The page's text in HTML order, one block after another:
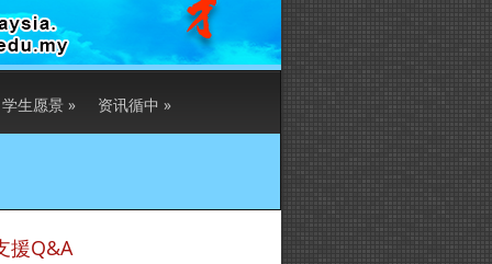
学生愿景 » 资讯循中 »
援Q&A